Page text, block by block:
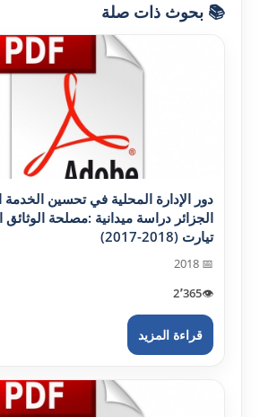
📚 بحوث ذات صلة
دور الإدارة المحلية في تحسين
الجزائر دراسة ميدانية :مصلحة الوثائق
تيارت (2018-2017)
📅 2018
👁️2٬365
قراءة المزيد